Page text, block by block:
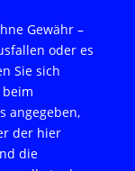
Gewähr –
oder es
Sie sich
angegeben,
der hier
die